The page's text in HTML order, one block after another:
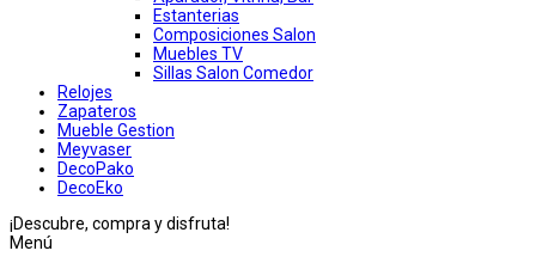
Estanterias
Composiciones Salon
Muebles TV
Sillas Salon Comedor
Relojes
Zapateros
Mueble Gestion
Meyvaser
DecoPako
DecoEko
¡Descubre, compra y disfruta!
Menú